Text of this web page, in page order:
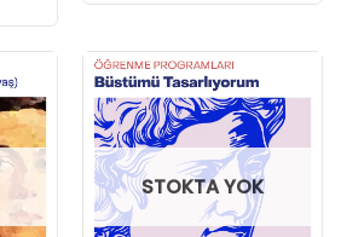
STOKTA YOK